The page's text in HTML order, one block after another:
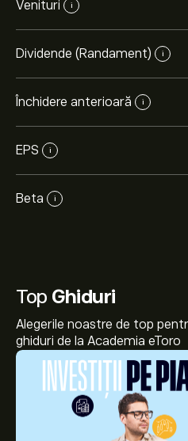
Venituri i
Dividende (Randament) i
Închidere anterioară i
EPS i
Beta i
Top Ghiduri
Alegerile noastre de top
ghiduri de la Academia eToro